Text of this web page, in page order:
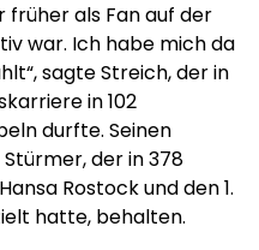
früher als Fan auf der
war. Ich habe mich da
sagte Streich, der in
in 102
durfte. Seinen
der in 378
Rostock und den 1.
hatte, behalten.